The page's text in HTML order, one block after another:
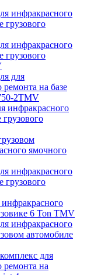
инфракрасного
грузового
инфракрасного
грузового
для
на базе
2TMV
инфракрасного
ямочного
инфракрасного
грузового
6 Ton TMV
инфракрасного
автомобиле
для
ремонта на